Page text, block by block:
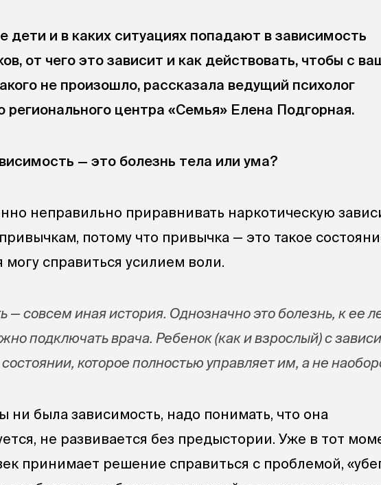
дети и в каких ситуациях попадают в зависимость
от чего это зависит и как действовать, чтобы с
не произошло, рассказала ведущий психолог
регионального центра «Семья» Елена Подгорная.
— это болезнь тела или ума?
неправильно приравнивать наркотическую
потому что привычка — это такое
могу справиться усилием воли.
— совсем иная история. Однозначно это болезнь, к ее
подключать врача. Ребенок (как и взрослый) с
которое полностью управляет им, а не
ни была зависимость, надо понимать, что она
не развивается без предыстории. Уже в тот
принимает решение справиться с проблемой,